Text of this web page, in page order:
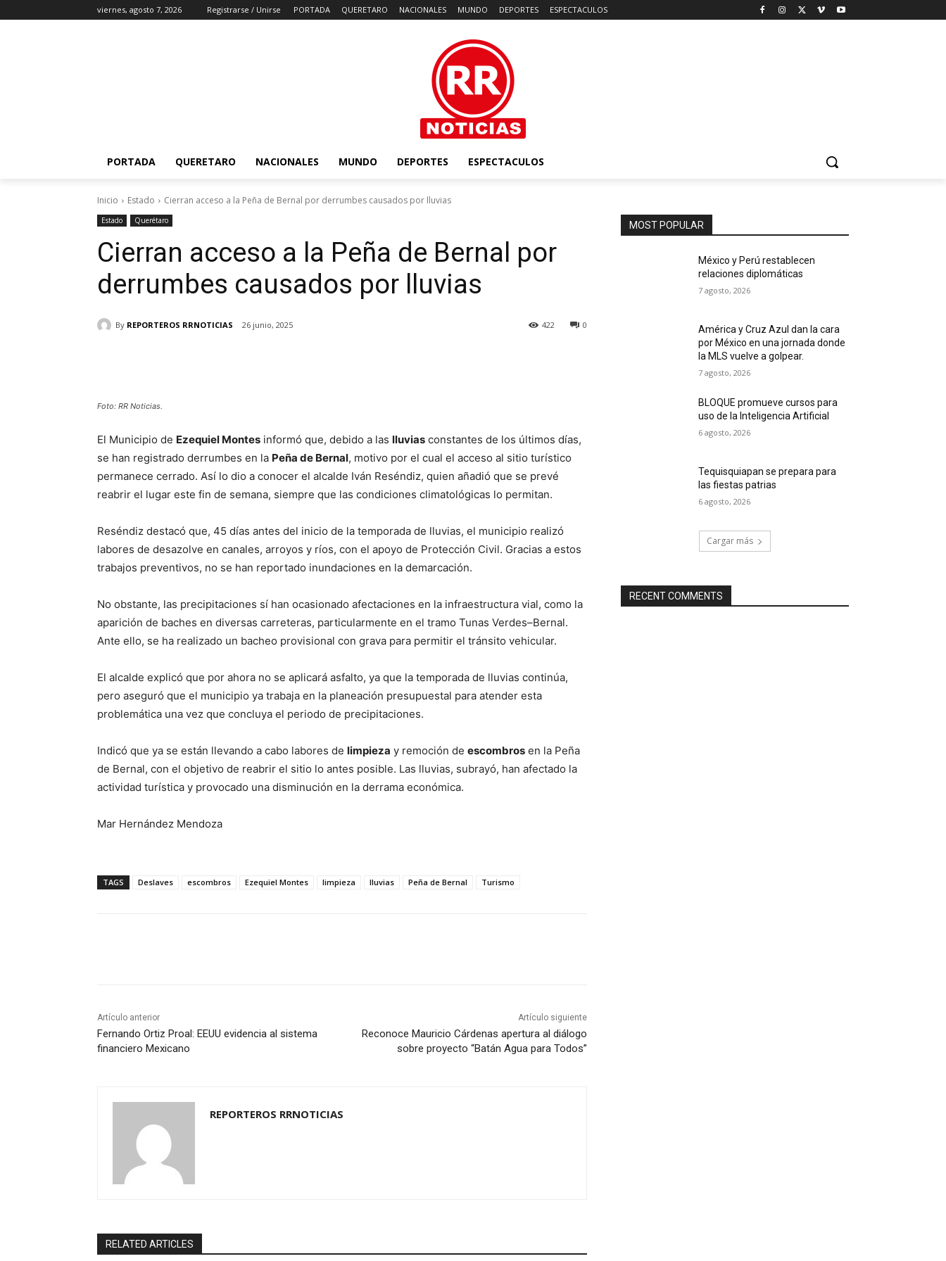
viernes, agosto 7, 2026 Registrarse / Unirse PORTADA QUERETARO NACIONALES MUNDO DEPORTES ESPECTACULOS
PORTADA QUERETARO NACIONALES MUNDO DEPORTES ESPECTACULOS
Inicio Estado Cierran acceso a la Peña de Bernal por derrumbes causados por lluvias
Estado Querétaro
Cierran acceso a la Peña de Bernal por
derrumbes causados por lluvias
By REPORTEROS RRNOTICIAS 26 junio, 2025 0
422
Foto: RR Noticias.
El Municipio de Ezequiel Montes informó que, debido a las lluvias constantes de los últimos días,
se han registrado derrumbes en la Peña de Bernal, motivo por el cual el acceso al sitio turístico
permanece cerrado. Así lo dio a conocer el alcalde Iván Reséndiz, quien añadió que se prevé
reabrir el lugar este fin de semana, siempre que las condiciones climatológicas lo permitan.
Reséndiz destacó que, 45 días antes del inicio de la temporada de lluvias, el municipio realizó
labores de desazolve en canales, arroyos y ríos, con el apoyo de Protección Civil. Gracias a estos
trabajos preventivos, no se han reportado inundaciones en la demarcación.
No obstante, las precipitaciones sí han ocasionado afectaciones en la infraestructura vial, como la
aparición de baches en diversas carreteras, particularmente en el tramo Tunas Verdes–Bernal.
Ante ello, se ha realizado un bacheo provisional con grava para permitir el tránsito vehicular.
El alcalde explicó que por ahora no se aplicará asfalto, ya que la temporada de lluvias continúa,
pero aseguró que el municipio ya trabaja en la planeación presupuestal para atender esta
problemática una vez que concluya el periodo de precipitaciones.
Indicó que ya se están llevando a cabo labores de limpieza y remoción de escombros en la Peña
de Bernal, con el objetivo de reabrir el sitio lo antes posible. Las lluvias, subrayó, han afectado la
actividad turística y provocado una disminución en la derrama económica.
Mar Hernández Mendoza
TAGS Deslaves escombros Ezequiel Montes limpieza lluvias Peña de Bernal Turismo
Artículo anterior
Fernando Ortiz Proal: EEUU evidencia al sistema
financiero Mexicano
Artículo siguiente
Reconoce Mauricio Cárdenas apertura al diálogo
sobre proyecto “Batán Agua para Todos”
REPORTEROS RRNOTICIAS
RELATED ARTICLES
MOST POPULAR
México y Perú restablecen
relaciones diplomáticas
7 agosto, 2026
América y Cruz Azul dan la cara
por México en una jornada donde
la MLS vuelve a golpear.
7 agosto, 2026
BLOQUE promueve cursos para
uso de la Inteligencia Artificial
6 agosto, 2026
Tequisquiapan se prepara para
las fiestas patrias
6 agosto, 2026
Cargar más
RECENT COMMENTS